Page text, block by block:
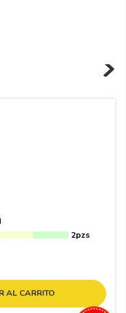
2pzs
AL CARRITO